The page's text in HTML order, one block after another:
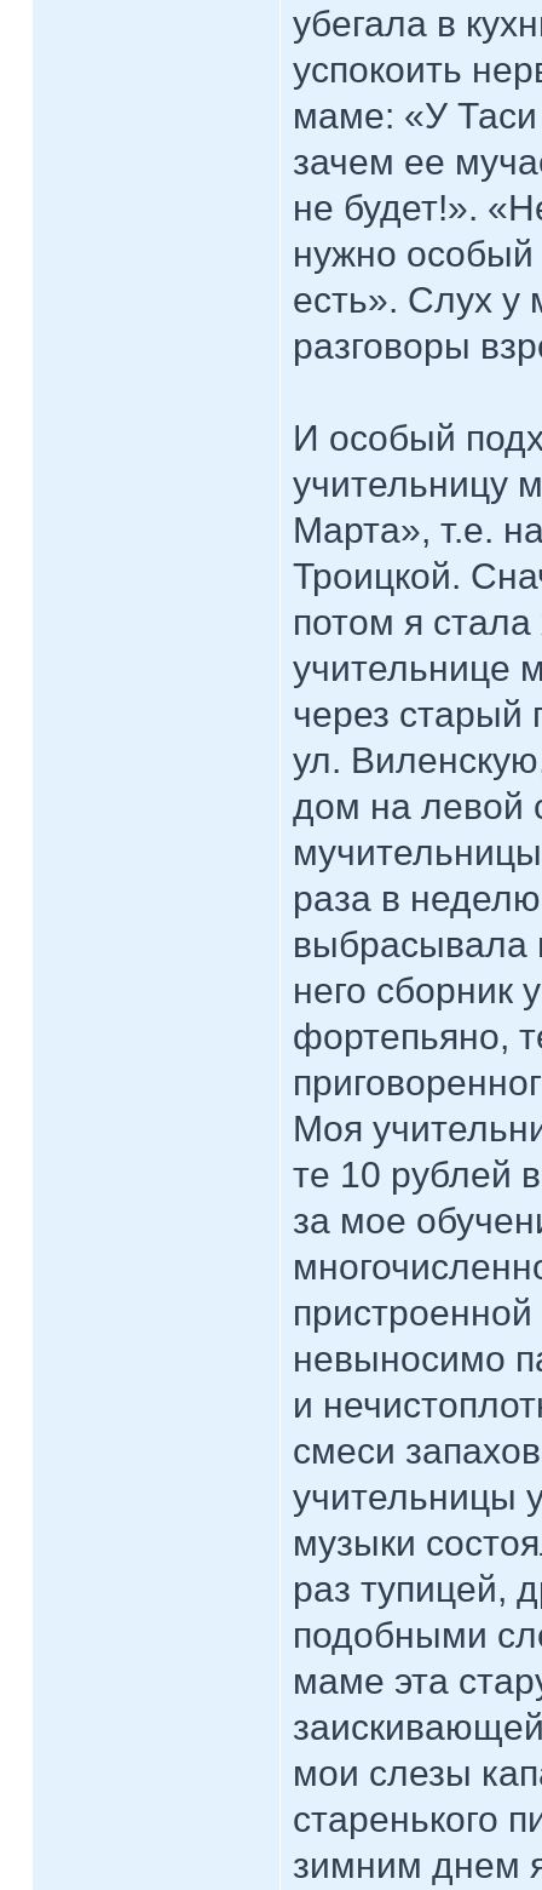
убегала в
успокоить
маме: «У Таси
зачем ее
не будет!».
нужно особый
есть». Слух
разговоры
И особый
учительницу
Марта», т.е.
Троицкой.
потом я
учительнице
через старый
ул.
дом на левой
раза в
выбрасывала
него сборник
фортепьяно,
Моя
те 10 рублей
за мое
невыносимо
и
смеси
учительницы
музыки
раз тупицей,
подобными
маме эта
мои слезы
старенького
зимним днем